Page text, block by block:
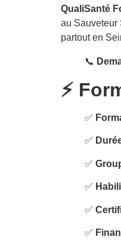
QualiSanté
au Sauveteur
partout en
📞
⚡
✅
✅
✅
✅
✅
✅